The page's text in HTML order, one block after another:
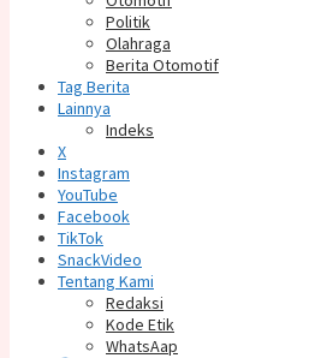
Politik
Olahraga
Berita Otomotif
Tag Berita
Lainnya
Indeks
X
Instagram
YouTube
Facebook
TikTok
SnackVideo
Tentang Kami
Redaksi
Kode Etik
WhatsAap